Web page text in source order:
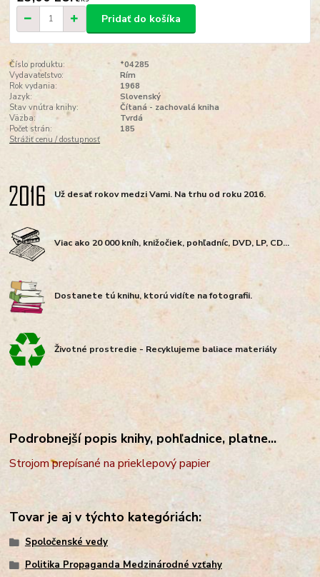
Pridať do košíka
Číslo produktu:
*04285
Vydavateľstvo:
Rím
Rok vydania:
1968
Jazyk:
Slovenský
Stav vnútra knihy:
Čítaná - zachovalá kniha
Väzba:
Tvrdá
Počet strán:
185
Strážiť cenu / dostupnosť
Už desať rokov medzi Vami. Na trhu od roku 2016.
Viac ako 20 000 kníh, knižočiek, pohľadníc, DVD, LP, CD...
Dostanete tú knihu, ktorú vidíte na fotografii.
Životné prostredie - Recyklujeme baliace materiály
Podrobnejší popis knihy, pohľadnice, platne...
Strojom prepísané na prieklepový papier
Tovar je aj v týchto kategóriách:
Spoločenské vedy
Politika Propaganda Medzinárodné vzťahy